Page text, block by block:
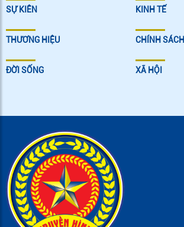
SỰ KIÊN KINH TẾ
THƯƠNG HIỆU CHÍNH SÁCH
ĐỜI SỐNG XÃ HỘI